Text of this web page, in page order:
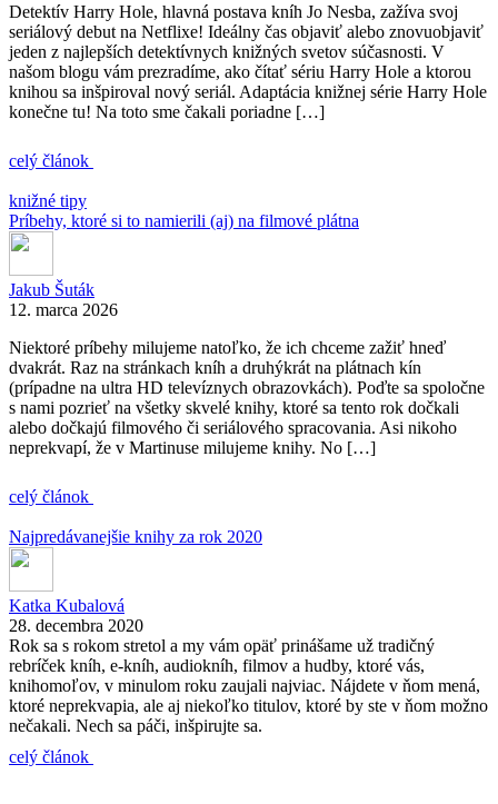
Detektív Harry Hole, hlavná postava kníh Jo Nesba, zažíva svoj
seriálový debut na Netflixe! Ideálny čas objaviť alebo znovuobjaviť
jeden z najlepších detektívnych knižných svetov súčasnosti. V
našom blogu vám prezradíme, ako čítať sériu Harry Hole a ktorou
knihou sa inšpiroval nový seriál. Adaptácia knižnej série Harry Hole
konečne tu! Na toto sme čakali poriadne […]
celý článok
knižné tipy
Príbehy, ktoré si to namierili (aj) na filmové plátna
Jakub Šuták
12. marca 2026
Niektoré príbehy milujeme natoľko, že ich chceme zažiť hneď
dvakrát. Raz na stránkach kníh a druhýkrát na plátnach kín
(prípadne na ultra HD televíznych obrazovkách). Poďte sa spoločne
s nami pozrieť na všetky skvelé knihy, ktoré sa tento rok dočkali
alebo dočkajú filmového či seriálového spracovania. Asi nikoho
neprekvapí, že v Martinuse milujeme knihy. No […]
celý článok
Najpredávanejšie knihy za rok 2020
Katka Kubalová
28. decembra 2020
Rok sa s rokom stretol a my vám opäť prinášame už tradičný
rebríček kníh, e-kníh, audiokníh, filmov a hudby, ktoré vás,
knihomoľov, v minulom roku zaujali najviac. Nájdete v ňom mená,
ktoré neprekvapia, ale aj niekoľko titulov, ktoré by ste v ňom možno
nečakali. Nech sa páči, inšpirujte sa.
celý článok